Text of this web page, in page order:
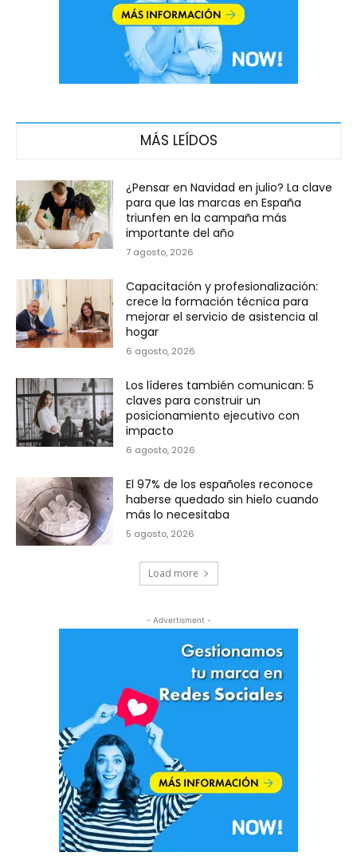
MÁS LEÍDOS
¿Pensar en Navidad en julio? La clave
para que las marcas en España
triunfen en la campaña más
importante del año
7 agosto, 2026
Capacitación y profesionalización:
crece la formación técnica para
mejorar el servicio de asistencia al
hogar
6 agosto, 2026
Los líderes también comunican: 5
claves para construir un
posicionamiento ejecutivo con
impacto
6 agosto, 2026
El 97% de los españoles reconoce
haberse quedado sin hielo cuando
más lo necesitaba
5 agosto, 2026
Load more
- Advertisment -